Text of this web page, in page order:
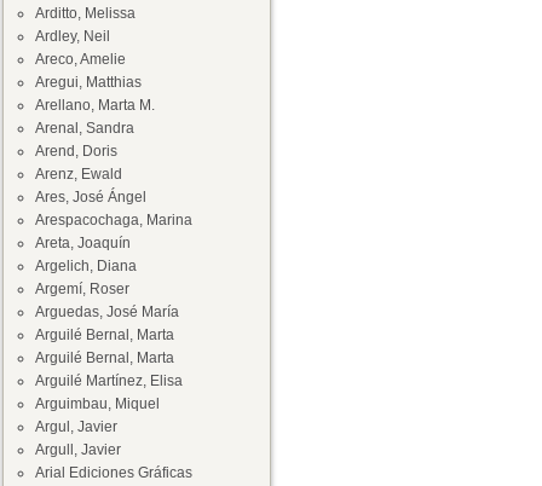
Arditto, Melissa
Ardley, Neil
Areco, Amelie
Aregui, Matthias
Arellano, Marta M.
Arenal, Sandra
Arend, Doris
Arenz, Ewald
Ares, José Ángel
Arespacochaga, Marina
Areta, Joaquín
Argelich, Diana
Argemí, Roser
Arguedas, José María
Arguilé Bernal, Marta
Arguilé Bernal, Marta
Arguilé Martínez, Elisa
Arguimbau, Miquel
Argul, Javier
Argull, Javier
Arial Ediciones Gráficas